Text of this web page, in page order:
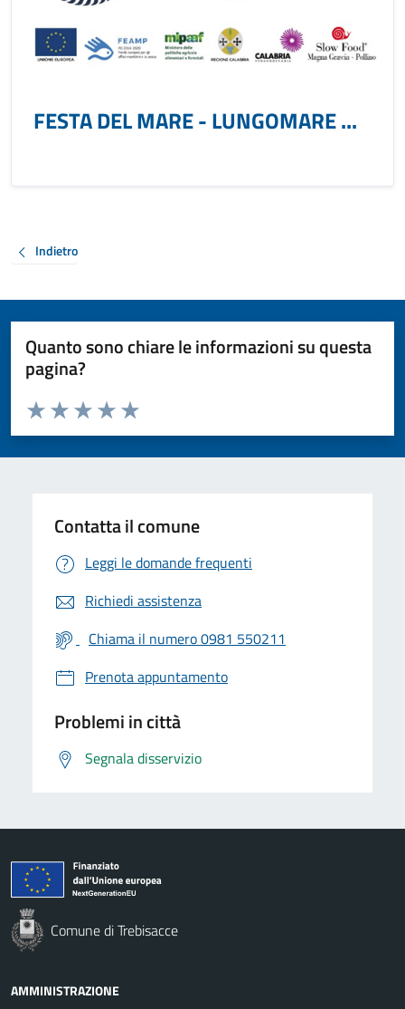
FESTA DEL MARE - LUNGOMARE ...
Indietro
Quanto sono chiare le informazioni su questa
pagina?
Valuta da 1 a 5 stelle la pagina
Valuta 5 stelle su 5
Valuta 4 stelle su 5
Valuta 3 stelle su 5
Valuta 2 stelle su 5
Valuta 1 stelle su 5
Contatta il comune
Leggi le domande frequenti
Richiedi assistenza
Chiama il numero 0981 550211
Prenota appuntamento
Problemi in città
Segnala disservizio
Comune di Trebisacce
AMMINISTRAZIONE